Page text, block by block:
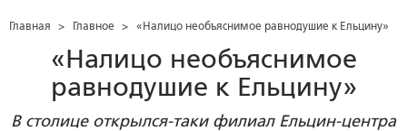
Главная > Главное > «Налицо необъяснимое равнодушие к Ельцину»
«Налицо необъяснимое
равнодушие к Ельцину»
В столице открылся-таки филиал Ельцин-центра